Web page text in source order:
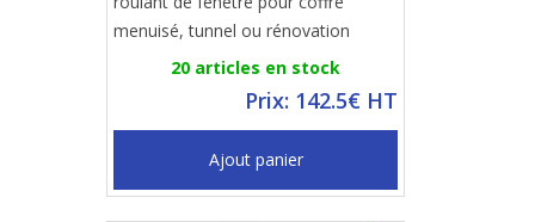
menuisé, tunnel ou rénovation
20 articles en stock
Prix: 142.5€ HT
Ajout panier